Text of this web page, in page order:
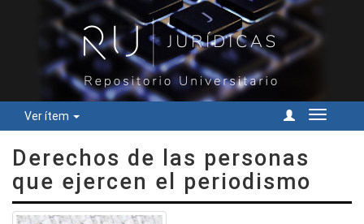
Ver ítem
Cambiar
Derechos de las personas
que ejercen el periodismo